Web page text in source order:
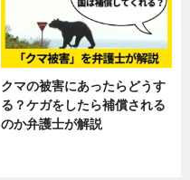
クマの被害にあったらどうす
る？ケガをしたら補償される
のか弁護士が解説